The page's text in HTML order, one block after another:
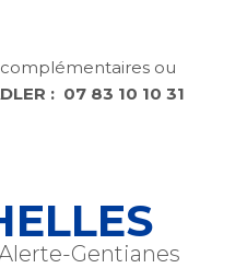
ou
: 07 83 10 10 31
Gentianes